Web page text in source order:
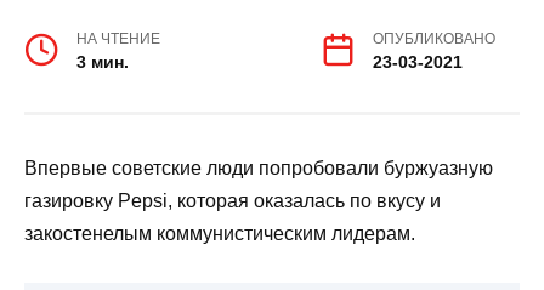
НА ЧТЕНИЕ
3 мин.
ОПУБЛИКОВАНО
23-03-2021
Впервые советские люди попробовали буржуазную
газировку Pepsi, которая оказалась по вкусу и
закостенелым коммунистическим лидерам.